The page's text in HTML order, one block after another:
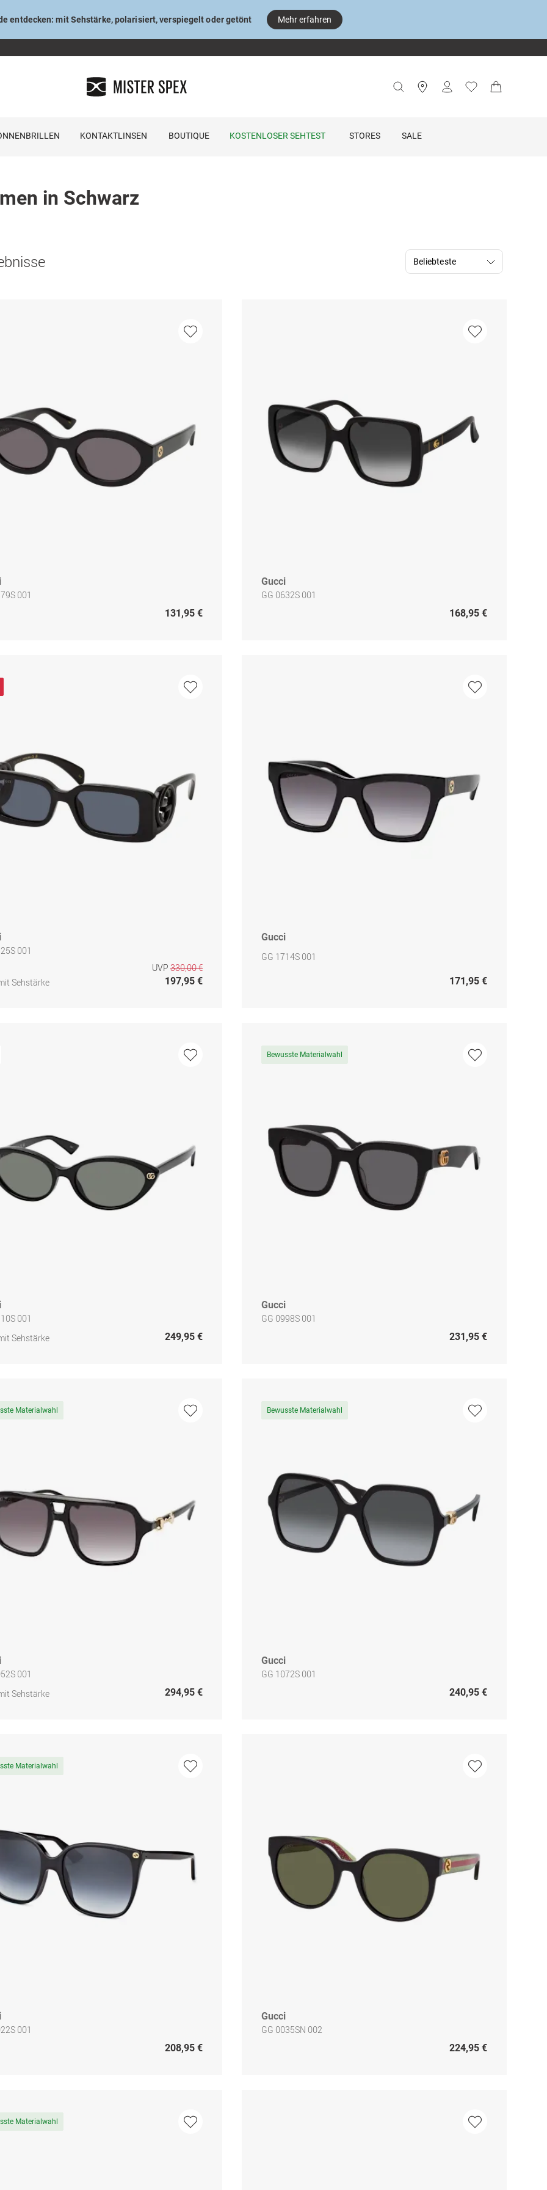
entdecken: mit Sehstärke, polarisiert, verspiegelt oder getönt Mehr erfahren
KONTAKTLINSEN BOUTIQUE KOSTENLOSER SEHTEST STORES SALE
in Schwarz
001
131,95 €
Gucci
GG 0632S 001
168,95 €
001
Sehstärke
UVP 330,00 €
197,95 €
Gucci
GG 1714S 001
171,95 €
001
Sehstärke
249,95 €
Bewusste Materialwahl
Gucci
GG 0998S 001
231,95 €
Materialwahl
001
Sehstärke
294,95 €
Bewusste Materialwahl
Gucci
GG 1072S 001
240,95 €
Materialwahl
001
208,95 €
Gucci
GG 0035SN 002
224,95 €
Materialwahl